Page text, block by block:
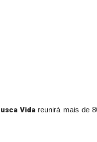
Vida reunirá mais de